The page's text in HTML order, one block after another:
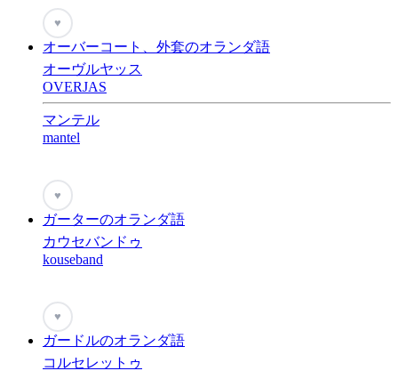
♥
オーバーコート、外套のオランダ語
オーヴルヤッス
OVERJAS
マンテル
mantel
♥
ガーターのオランダ語
カウセバンドゥ
kouseband
♥
ガードルのオランダ語
コルセレットゥ